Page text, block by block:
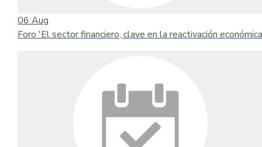
06 Aug
Foro 'El sector financiero, clave en la reactivación